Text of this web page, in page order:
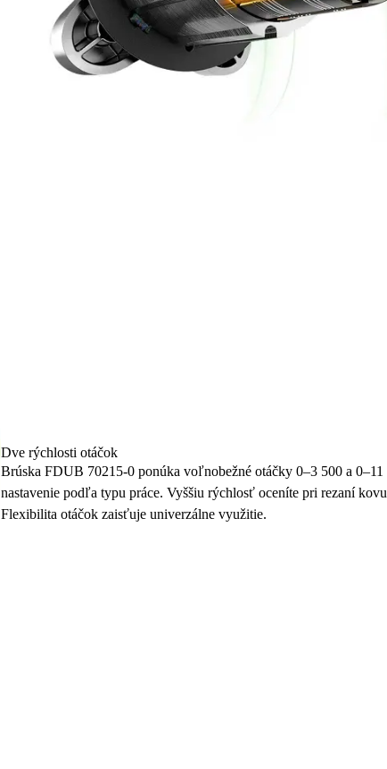
Dve rýchlosti otáčok
Brúska FDUB 70215-0 ponúka voľnobežné otáčky 0–3 500 a 0–11
nastavenie podľa typu práce. Vyššiu rýchlosť oceníte pri rezaní
Flexibilita otáčok zaisťuje univerzálne využitie.